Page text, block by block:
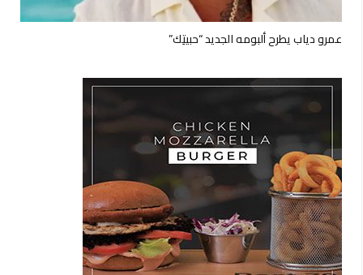
عمرو دياب يطرح ألبومه الجديد “حبيتِك”